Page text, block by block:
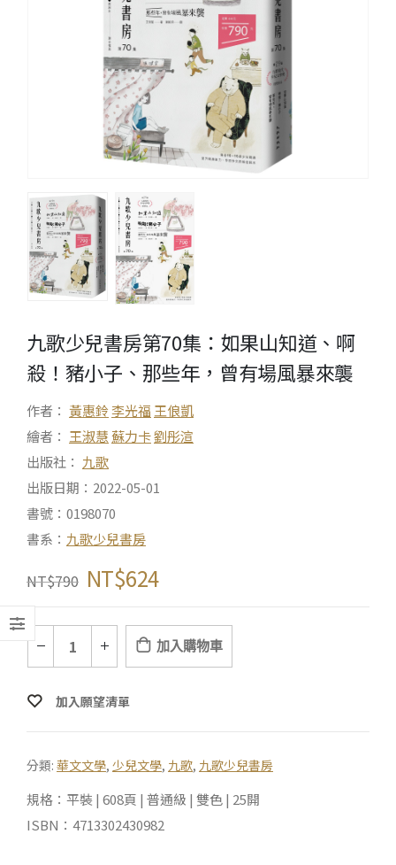
九歌少兒書房第70集：如果山知道、啊
殺！豬小子、那些年，曾有場風暴來襲
作者： 黃惠鈴李光福 王俍凱
繪者： 王淑慧蘇力卡劉彤渲
出版社： 九歌
出版日期：2022-05-01
書號：0198070
書系： 九歌少兒書房
NT$790 NT$624
加入購物車
加入願望清單
分類: 華文文學, 少兒文學, 九歌, 九歌少兒書房
規格：平裝 | 608頁 | 普通級 | 雙色 | 25開
ISBN：4713302430982